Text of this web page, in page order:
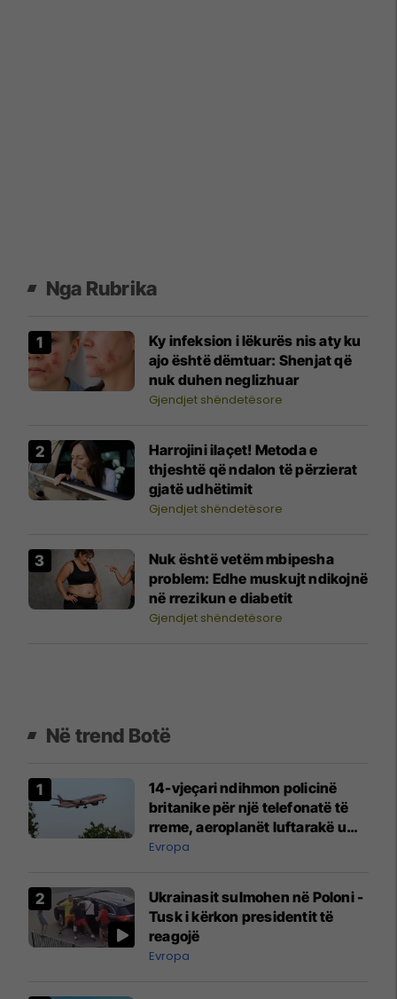
Nga Rubrika
Ky infeksion i lëkurës nis aty ku
ajo është dëmtuar: Shenjat që
nuk duhen neglizhuar
Gjendjet shëndetësore
Harrojini ilaçet! Metoda e
thjeshtë që ndalon të përzierat
gjatë udhëtimit
Gjendjet shëndetësore
Nuk është vetëm mbipesha
problem: Edhe muskujt ndikojnë
në rrezikun e diabetit
Gjendjet shëndetësore
Në trend Botë
14-vjeçari ndihmon policinë
britanike për një telefonatë të
rreme, aeroplanët luftarakë u
ngritën në ajër për të
Mançesterit
Evropa
Ukrainasit sulmohen në Poloni -
Tusk i kërkon presidentit të
reagojë
Evropa